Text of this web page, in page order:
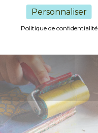
Personnaliser
Politique de confidentialité